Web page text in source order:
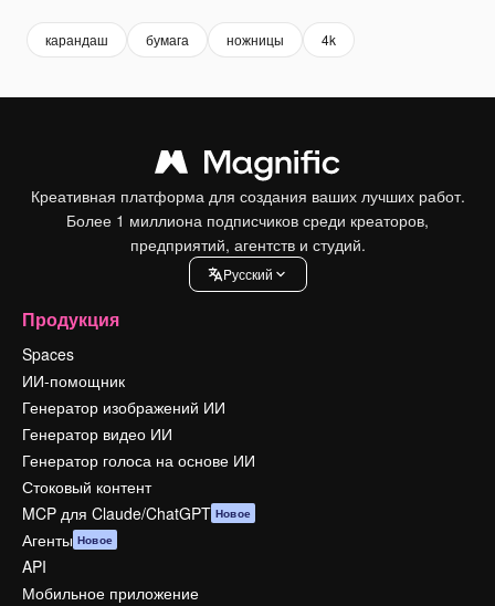
карандаш бумага ножницы 4k
Креативная платформа для создания ваших лучших работ.
Более 1 миллиона подписчиков среди креаторов,
предприятий, агентств и студий.
Pусский
Продукция
Spaces
ИИ-помощник
Генератор изображений ИИ
Генератор видео ИИ
Генератор голоса на основе ИИ
Стоковый контент
MCP для Claude/ChatGPT Новое
Агенты Новое
API
Мобильное приложение